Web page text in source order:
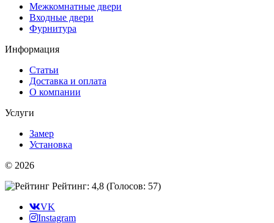
Межкомнатные двери
Входные двери
Фурнитура
Информация
Статьи
Доставка и оплата
О компании
Услуги
Замер
Установка
© 2026
Рейтинг: 4,8 (Голосов: 57)
VK
Instagram